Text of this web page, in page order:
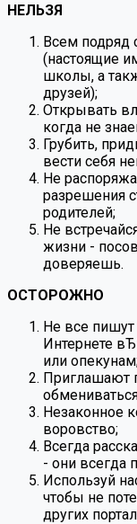
НЕЛЬЗЯ
Всем подряд
(настоящие
школы, а
друзей);
Открывать
когда не
Грубить,
вести себя
Не
разрешения
родителей;
Не
жизни -
доверяешь.
ОСТОРОЖНО
Не все
Интернете
или
Приглашают
Незаконное
воровство;
Всегда
- они всегда
Используй
чтобы не
других